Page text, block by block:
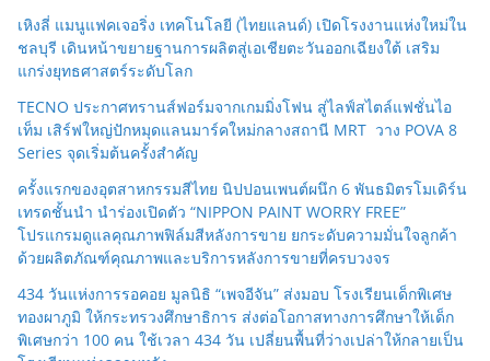
เหิงลี่ แมนูแฟคเจอริ่ง เทคโนโลยี (ไทยแลนด์) เปิดโรงงานแห่งใหม่ใน
ชลบุรี เดินหน้าขยายฐานการผลิตสู่เอเชียตะวันออกเฉียงใต้ เสริม
แกร่งยุทธศาสตร์ระดับโลก
TECNO ประกาศทรานส์ฟอร์มจากเกมมิ่งโฟน สู่ไลฟ์สไตล์แฟชั่นไอ
เท็ม เสิร์ฟใหญ่ปักหมุดแลนมาร์คใหม่กลางสถานี MRT วาง POVA 8
Series จุดเริ่มต้นครั้งสำคัญ
ครั้งแรกของอุตสาหกรรมสีไทย นิปปอนเพนต์ผนึก 6 พันธมิตรโมเดิร์น
เทรดชั้นนำ นำร่องเปิดตัว “NIPPON PAINT WORRY FREE”
โปรแกรมดูแลคุณภาพฟิล์มสีหลังการขาย ยกระดับความมั่นใจลูกค้า
ด้วยผลิตภัณฑ์คุณภาพและบริการหลังการขายที่ครบวงจร
434 วันแห่งการรอคอย มูลนิธิ “เพจอีจัน” ส่งมอบ โรงเรียนเด็กพิเศษ
ทองผาภูมิ ให้กระทรวงศึกษาธิการ ส่งต่อโอกาสทางการศึกษาให้เด็ก
พิเศษกว่า 100 คน ใช้เวลา 434 วัน เปลี่ยนพื้นที่ว่างเปล่าให้กลายเป็น